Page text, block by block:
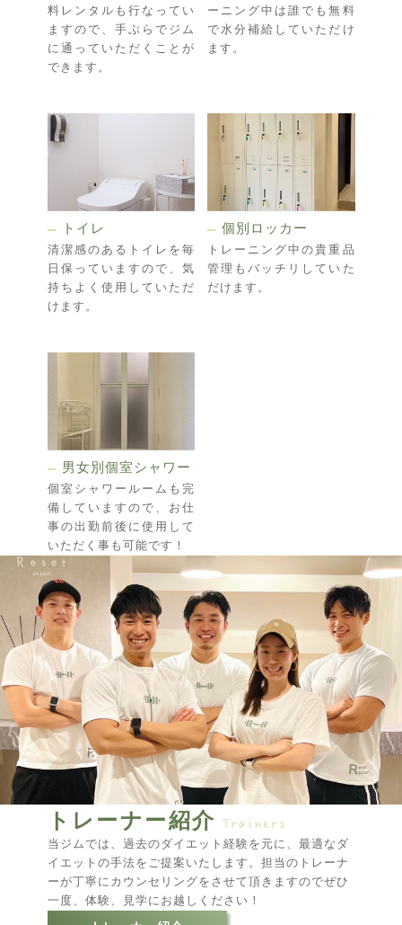
料レンタルも行なってい
ますので、手ぶらでジム
に通っていただくことが
できます。
ーニング中は誰でも無料
で水分補給していただけ
ます。
トイレ
清潔感のあるトイレを毎
日保っていますので、気
持ちよく使用していただ
けます。
個別ロッカー
トレーニング中の貴重品
管理もバッチリしていた
だけます。
男女別個室シャワー
個室シャワールームも完
備していますので、お仕
事の出勤前後に使用して
いただく事も可能です！
トレーナー紹介
当ジムでは、過去のダイエット経験を元に、最適なダ
イエットの手法をご提案いたします。担当のトレーナ
ーが丁寧にカウンセリングをさせて頂きますのでぜひ
一度、体験、見学にお越しください！